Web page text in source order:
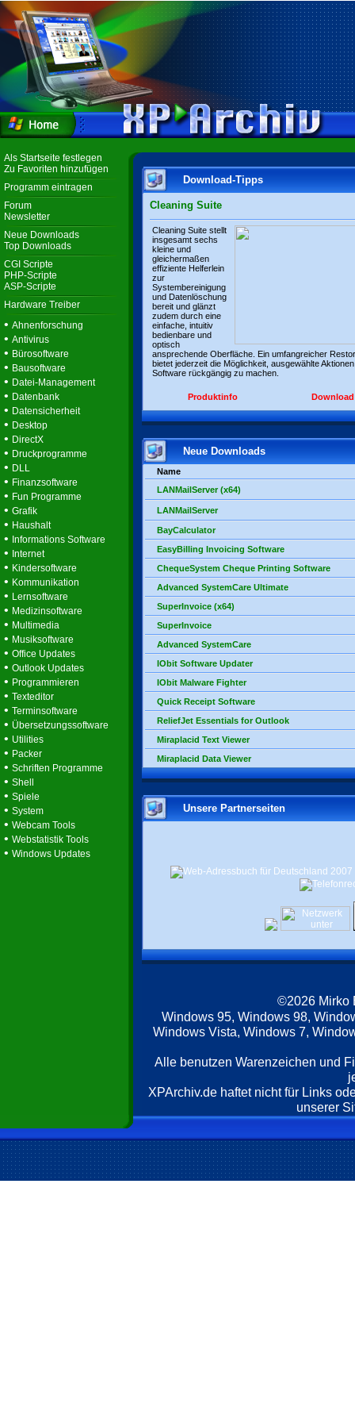
Als Startseite festlegen
Zu Favoriten hinzufügen
Programm eintragen
Forum
Newsletter
Neue Downloads
Top Downloads
CGI Scripte
PHP-Scripte
ASP-Scripte
Hardware Treiber
• Ahnenforschung
• Antivirus
• Bürosoftware
• Bausoftware
• Datei-Management
• Datenbank
• Datensicherheit
• Desktop
• DirectX
• Druckprogramme
• DLL
• Finanzsoftware
• Fun Programme
• Grafik
• Haushalt
• Informations Software
• Internet
• Kindersoftware
• Kommunikation
• Lernsoftware
• Medizinsoftware
• Multimedia
• Musiksoftware
• Office Updates
• Outlook Updates
• Programmieren
• Texteditor
• Terminsoftware
• Übersetzungssoftware
• Utilities
• Packer
• Schriften Programme
• Shell
• Spiele
• System
• Webcam Tools
• Webstatistik Tools
• Windows Updates
Download-Tipps
Cleaning Suite
Cleaning Suite stellt
insgesamt sechs
kleine und
gleichermaßen
effiziente Helferlein
zur
Systembereinigung
und Datenlöschung
bereit und glänzt
zudem durch eine
einfache, intuitiv
bedienbare und
optisch
ansprechende Oberfläche. Ein umfangreicher
bietet jederzeit die Möglichkeit, ausgewählte
Software rückgängig zu machen.
Produktinfo Download
Neue Downloads
Name
LANMailServer (x64)
LANMailServer
BayCalculator
EasyBilling Invoicing Software
ChequeSystem Cheque Printing Software
Advanced SystemCare Ultimate
SuperInvoice (x64)
SuperInvoice
Advanced SystemCare
IObit Software Updater
IObit Malware Fighter
Quick Receipt Software
ReliefJet Essentials for Outlook
Miraplacid Text Viewer
Miraplacid Data Viewer
Unsere Partnerseiten
©2026 Mirko
Windows 95, Windows 98,
Windows Vista, Windows 7,
Alle benutzen Warenzeichen und
XPArchiv.de haftet nicht für Links
unserer